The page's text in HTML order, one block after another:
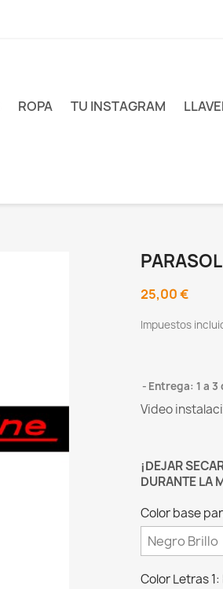
ROPA TU INSTAGRAM
25,00 €
Impuestos
Entrega: 1 a 3
Video
¡DEJAR
DURANTE LA
Color base
Color Letras